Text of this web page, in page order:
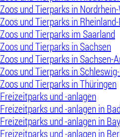
Zoos und Tierparks in
Zoos und Tierparks in
Zoos und Tierparks im Saarland
Zoos und Tierparks in Sachsen
Zoos und Tierparks in Sachsen-
Zoos und Tierparks in
Zoos und Tierparks in Thüringen
Freizeitparks und -anlagen
Freizeitparks und -anlagen in
Freizeitparks und -anlagen in
Freizeitparks und -anlagen in